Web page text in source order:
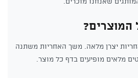
המוצרים?
יצרן מלאה. משך האחריות משתנה
מלאים מופיעים בדף כל מוצר.